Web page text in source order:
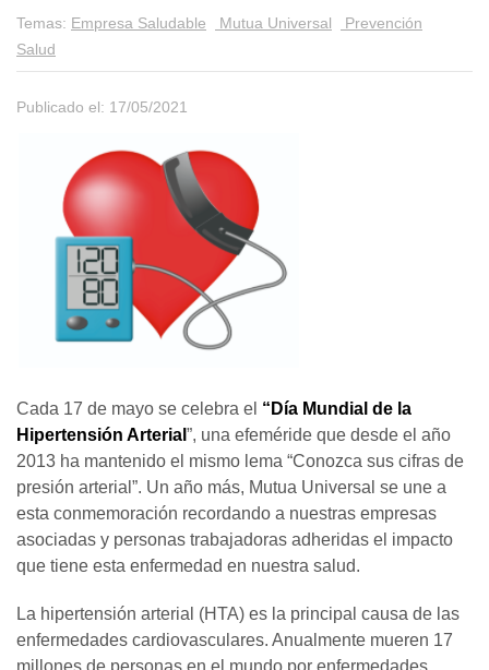
Temas: Empresa Saludable Mutua Universal
Prevención
Salud
Publicado el: 17/05/2021
Cada 17 de mayo se celebra el “Día Mundial de la
Hipertensión Arterial ”, una efeméride que desde el año
2013 ha mantenido el mismo lema “Conozca sus cifras de
presión arterial”. Un año más, Mutua Universal se une a
esta conmemoración recordando a nuestras empresas
asociadas y personas trabajadoras adheridas el impacto
que tiene esta enfermedad en nuestra salud.
La hipertensión arterial (HTA) es la principal causa de las
enfermedades cardiovasculares. Anualmente mueren 17